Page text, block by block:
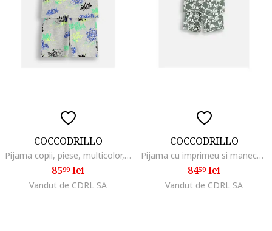
COCCODRILLO
Pijama copii, piese, multicolor, Multicolor
8599lei
Vandut de CDRL SA
COCCODRILLO
Pijama cu imprimeu si maneca scurta, Verde masliniu, Verde
8459lei
Vandut de CDRL SA